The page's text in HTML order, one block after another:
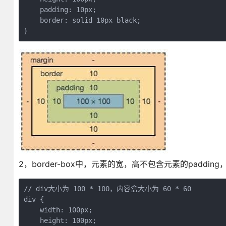
    padding: 10px;
    border: solid 10px black;
}
2，border-box中，元素的宽，高不包含元素的padding
// div大小为 100 * 100，内容盒大小为 60 * 60
div {
    width: 100px;
    height: 100px;